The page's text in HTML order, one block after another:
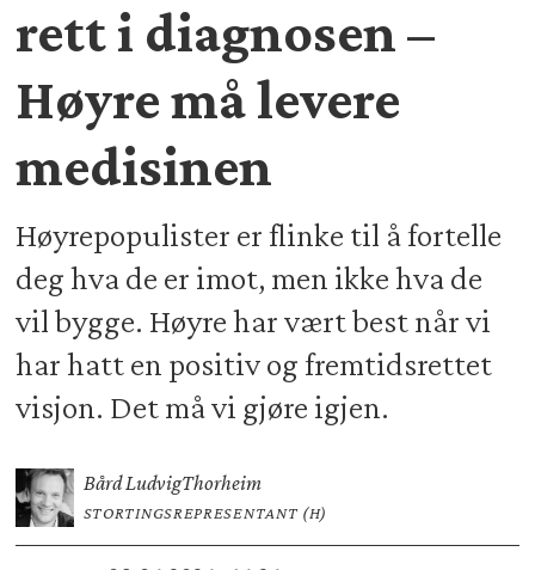
rett i diagnosen –
Høyre må levere
medisinen
Høyrepopulister er flinke til å fortelle
deg hva de er imot, men ikke hva de
vil bygge. Høyre har vært best når vi
har hatt en positiv og fremtidsrettet
visjon. Det må vi gjøre igjen.
Bård LudvigThorheim
STORTINGSREPRESENTANT (H)